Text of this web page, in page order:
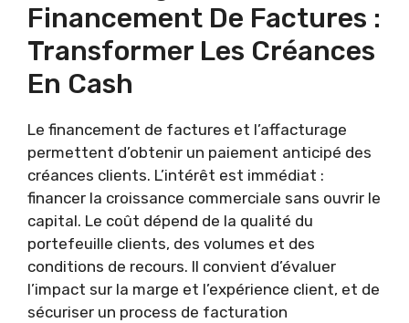
Financement De Factures :
Transformer Les Créances
En Cash
Le financement de factures et l’affacturage
permettent d’obtenir un paiement anticipé des
créances clients. L’intérêt est immédiat :
financer la croissance commerciale sans ouvrir le
capital. Le coût dépend de la qualité du
portefeuille clients, des volumes et des
conditions de recours. Il convient d’évaluer
l’impact sur la marge et l’expérience client, et de
sécuriser un process de facturation